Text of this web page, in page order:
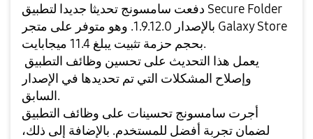
دفعت سامسونج تحديثا جديدا لتطبيق Secure Folder
بالإصدار 1.9.12.0. وهو متوفر على متجر Galaxy Store
بحجم حزمة تثبيت يبلغ 11.4 ميجابايت.
يعمل هذا التحديث على تحسين وظائف التطبيق
وإصلاح المشكلات التي تم تحديدها في الإصدار
السابق.
أجرت سامسونج تحسينات على وظائف التطبيق
لضمان تجربة أفضل للمستخدم. بالإضافة إلى ذلك،